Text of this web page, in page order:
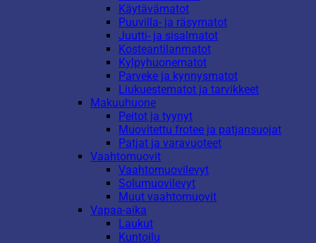
Käytävämatot
Puuvilla- ja räsymatot
Juutti- ja sisalmatot
Kosteantilanmatot
Kylpyhuonematot
Parveke ja kynnysmatot
Liukuestematot ja tarvikkeet
Makuuhuone
Peitot ja tyynyt
Muovitettu frotee ja patjansuojat
Patjat ja varavuoteet
Vaahtomuovit
Vaahtomuovilevyt
Solumuovilevyt
Muut vaahtomuovit
Vapaa-aika
Laukut
Kuntoilu